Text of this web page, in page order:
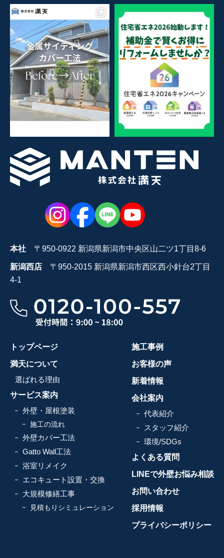
本社 〒950-0922 新潟県新潟市中央区山二ツ1丁目8-6
新潟西店 〒950-2015 新潟県新潟市西区西小針台2丁目
4-1
トップページ
満天について
選ばれる理由
サービス案内
外壁・屋根塗装
施工の流れ
外壁カバー工法
Gatto Wall工法
浴室リメイク
エコキュート設置・交換
大規模修繕工事
見積もりシミュレーション
施工事例
お客様の声
新着情報
会社案内
代表紹介
スタッフ紹介
環境/SDGs
よくある質問
LINEで外壁お悩み相談
お問い合わせ
採用情報
プライバシーポリシー